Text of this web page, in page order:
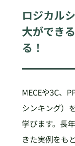
ロジカル
大ができ
る！
MECEや3C、
シンキング）
学びます。長
きた実例をも